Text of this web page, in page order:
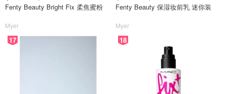
Fenty Beauty Bright Fix 柔焦蜜粉
Myer
Fenty Beauty 保湿妆前乳 迷你装
Myer
17 18